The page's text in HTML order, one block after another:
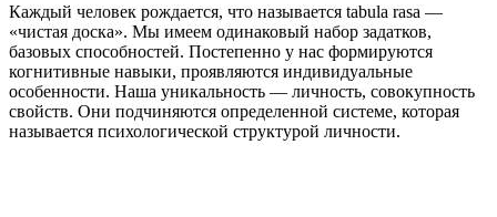
Каждый человек рождается, что называется tabula rasa —
«чистая доска». Мы имеем одинаковый набор задатков,
базовых способностей. Постепенно у нас формируются
когнитивные навыки, проявляются индивидуальные
особенности. Наша уникальность — личность, совокупность
свойств. Они подчиняются определенной системе, которая
называется психологической структурой личности.